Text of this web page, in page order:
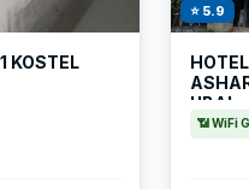
KOSTEL
⭐ 5.9
UBAI
📶 WiFi